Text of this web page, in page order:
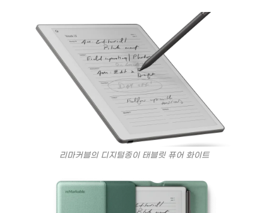
리마커블의 디지털종이 태블릿 퓨어 화이트